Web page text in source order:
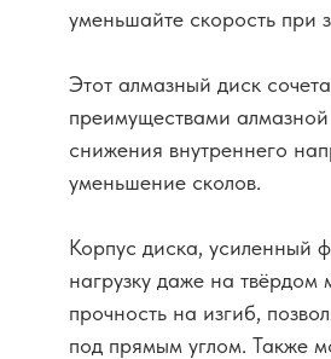
уменьшайте скорость при
Этот алмазный диск
преимуществами
снижения внутреннего
уменьшение сколов.
Корпус диска, усиленный
нагрузку даже на
прочность на изгиб,
под прямым углом. Также